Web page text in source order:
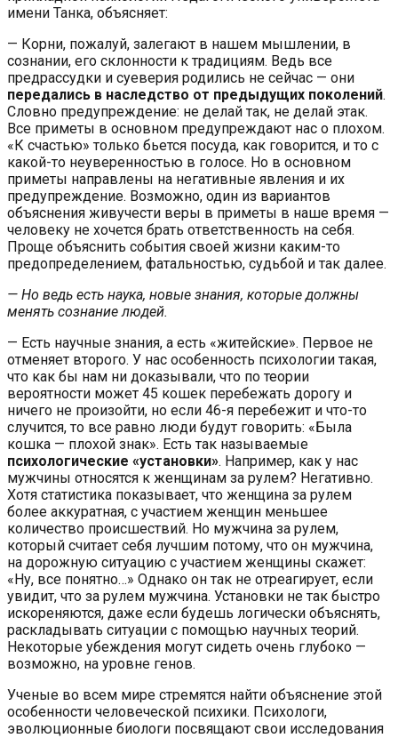
имени Танка, объясняет:
— Корни, пожалуй, залегают в нашем мышлении, в
сознании, его склонности к традициям. Ведь все
предрассудки и суеверия родились не сейчас — они
передались в наследство от предыдущих поколений.
Словно предупреждение: не делай так, не делай этак.
Все приметы в основном предупреждают нас о плохом.
«К счастью» только бьется посуда, как говорится, и то с
какой-то неуверенностью в голосе. Но в основном
приметы направлены на негативные явления и их
предупреждение. Возможно, один из вариантов
объяснения живучести веры в приметы в наше время —
человеку не хочется брать ответственность на себя.
Проще объяснить события своей жизни каким-то
предопределением, фатальностью, судьбой и так далее.
— Но ведь есть наука, новые знания, которые должны
менять сознание людей.
— Есть научные знания, а есть «житейские». Первое не
отменяет второго. У нас особенность психологии такая,
что как бы нам ни доказывали, что по теории
вероятности может 45 кошек перебежать дорогу и
ничего не произойти, но если 46-я перебежит и что-то
случится, то все равно люди будут говорить: «Была
кошка — плохой знак». Есть так называемые
психологические «установки». Например, как у нас
мужчины относятся к женщинам за рулем? Негативно.
Хотя статистика показывает, что женщина за рулем
более аккуратная, с участием женщин меньшее
количество происшествий. Но мужчина за рулем,
который считает себя лучшим потому, что он мужчина,
на дорожную ситуацию с участием женщины скажет:
«Ну, все понятно…» Однако он так не отреагирует, если
увидит, что за рулем мужчина. Установки не так быстро
искореняются, даже если будешь логически объяснять,
раскладывать ситуации с помощью научных теорий.
Некоторые убеждения могут сидеть очень глубоко —
возможно, на уровне генов.
Ученые во всем мире стремятся найти объяснение этой
особенности человеческой психики. Психологи,
эволюционные биологи посвящают свои исследования